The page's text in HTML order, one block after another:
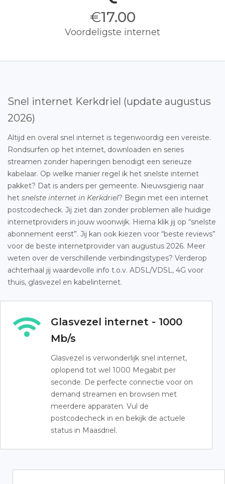
€17.00
Voordeligste internet
Snel internet Kerkdriel (update augustus
2026)
Altijd en overal snel internet is tegenwoordig een vereiste.
Rondsurfen op het internet, downloaden en series
streamen zonder haperingen benodigt een serieuze
kabelaar. Op welke manier regel ik het snelste internet
pakket? Dat is anders per gemeente. Nieuwsgierig naar
het snelste internet in Kerkdriel? Begin met een internet
postcodecheck. Jij ziet dan zonder problemen alle huidige
internetproviders in jouw woonwijk. Hierna klik jij op “snelste
abonnement eerst”. Jij kan ook kiezen voor “beste reviews”
voor de beste internetprovider van augustus 2026. Meer
weten over de verschillende verbindingstypes? Verderop
achterhaal jij waardevolle info t.o.v. ADSL/VDSL, 4G voor
thuis, glasvezel en kabelinternet.
Glasvezel internet - 1000
Mb/s
Glasvezel is verwonderlijk snel internet,
oplopend tot wel 1000 Megabit per
seconde. De perfecte connectie voor on
demand streamen en browsen met
meerdere apparaten. Vul de
postcodecheck in en bekijk de actuele
status in Maasdriel.